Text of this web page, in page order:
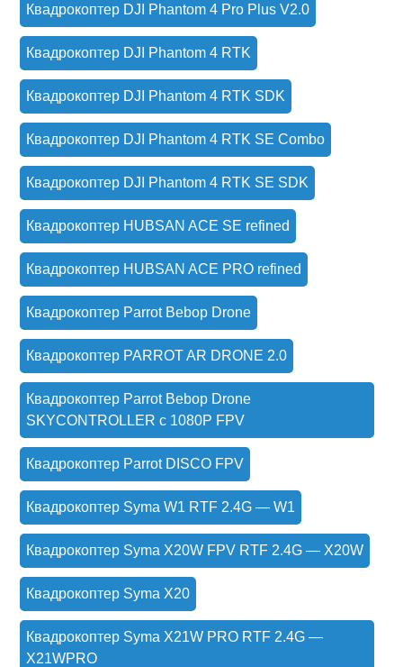
Квадрокоптер DJI Phantom 4 Pro Plus V2.0
Квадрокоптер DJI Phantom 4 RTK
Квадрокоптер DJI Phantom 4 RTK SDK
Квадрокоптер DJI Phantom 4 RTK SE Combo
Квадрокоптер DJI Phantom 4 RTK SE SDK
Квадрокоптер HUBSAN ACE SE refined
Квадрокоптер HUBSAN ACE PRO refined
Квадрокоптер Parrot Bebop Drone
Квадрокоптер PARROT AR DRONE 2.0
Квадрокоптер Parrot Bebop Drone
SKYCONTROLLER с 1080P FPV
Квадрокоптер Parrot DISCO FPV
Квадрокоптер Syma W1 RTF 2.4G — W1
Квадрокоптер Syma X20W FPV RTF 2.4G — X20W
Квадрокоптер Syma X20
Квадрокоптер Syma X21W PRO RTF 2.4G —
X21WPRO